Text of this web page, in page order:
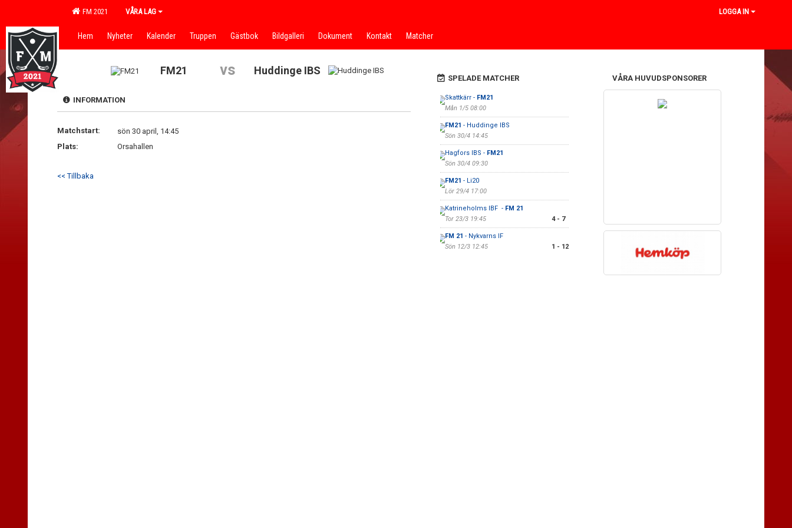
FM 2021 VÅRA LAG LOGGA IN
Hem Nyheter Kalender Truppen Gästbok Bildgalleri Dokument Kontakt Matcher
FM21 vs Huddinge IBS
INFORMATION
Matchstart:
sön 30 april, 14:45
Plats:
Orsahallen
<< Tillbaka
SPELADE MATCHER
Skattkärr - FM21
Mån 1/5 08:00
FM21 - Huddinge IBS
Sön 30/4 14:45
Hagfors IBS - FM21
Sön 30/4 09:30
FM21 - Li20
Lör 29/4 17:00
Katrineholms IBF - FM 21
Tor 23/3 19:45
4 - 7
FM 21 - Nykvarns IF
Sön 12/3 12:45
1 - 12
VÅRA HUVUDSPONSORER